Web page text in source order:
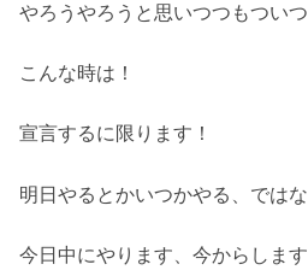
やろうやろうと思いつつもつい
こんな時は！
宣言するに限ります！
明日やるとかいつかやる、では
今日中にやります、今からします